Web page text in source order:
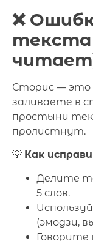
❌
текста
Сторис — это
заливаете в
простыни
пролистнут.
💡 Как
Делите
5 слов.
(эмодзи,
Говорите